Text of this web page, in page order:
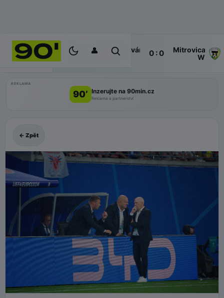
👤
ŽIVĚ 1'
Ferencváros
W
0 : 0
Mitrovica
W
REKLAMA
90’ Inzerujte na 90min.cz
Reklama a partnerství
← Zpět